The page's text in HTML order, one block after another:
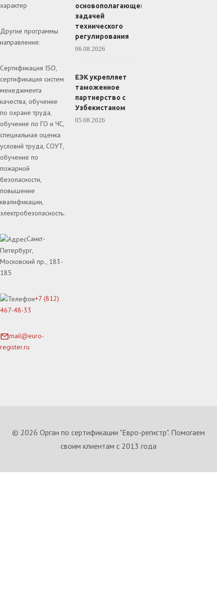
характер
Другие программы
направления:
Сертификация ISO,
сертификация систем
менеджмента
качества, обучение
по охране труда,
обучение по ГО и ЧС,
специальная оценка
условий труда, СОУТ,
обучение по
пожарной
безопасности,
повышение
квалификации,
электробезопасность.
Санкт-
Петербург,
Московский пр., 183-
185
+7 (812)
467-48-33
mail@euro-
register.ru
основополагающей
задачей
технического
регулирования
06.08.2026
ЕЭК укрепляет
таможенное
партнерство с
Узбекистаном
05.08.2026
© 2026 Орган по сертификации "Евро-регистр". Помогаем
своим клиентам с 2013 года